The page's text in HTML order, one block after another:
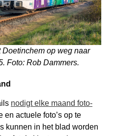
op weg naar
Foto: Rob Dammers.
nodigt elke maand foto­
actuele foto’s op te
kunnen in het blad worden